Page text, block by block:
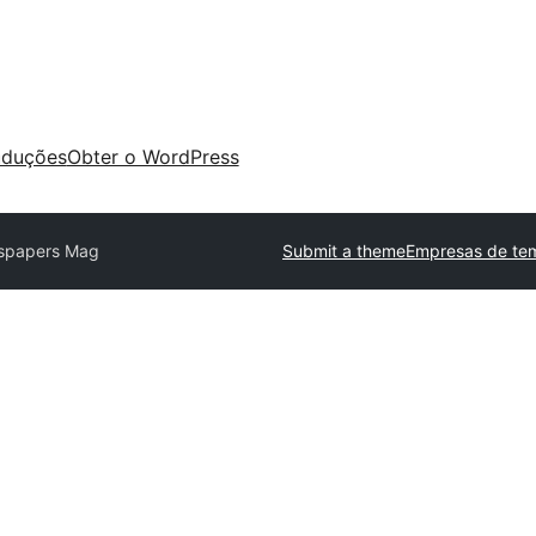
Obter o WordPress
Mag Submit a themeEmpresas de